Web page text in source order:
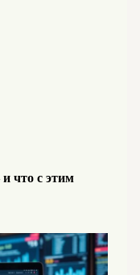
что с этим